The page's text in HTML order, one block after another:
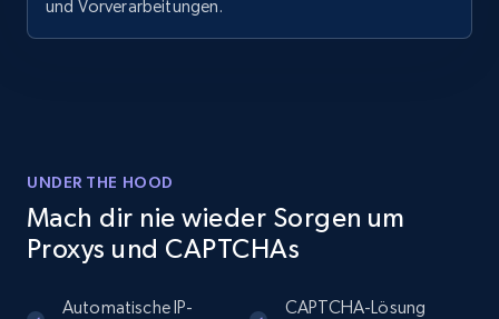
und Vorverarbeitungen.
UNDER THE HOOD
Mach dir nie wieder Sorgen um
Proxys und CAPTCHAs
Automatische IP-
CAPTCHA-Lösung